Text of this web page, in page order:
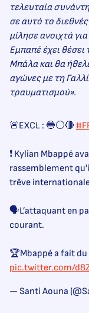
τελευταία
σε αυτό το
μίλησε ανοιχτά
Εμπαπέ έχει
Μπάλα και θα
αγώνες με τη
τραυματισμού».
🚨EXCL : 🔵⚪🔴
❗ Kylian Mbappé
rassemblement
trêve
🗣️L’attaquant en
courant.
🏆Mbappé a fait du
pic.twitter.com/
— Santi Aouna